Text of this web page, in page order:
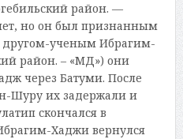
район. —
но он был признанным
другом-ученым Ибрагим-
район. – «МД») они
через Батуми. После
Шуру их задержали и
скончался в
Хаджи вернулся